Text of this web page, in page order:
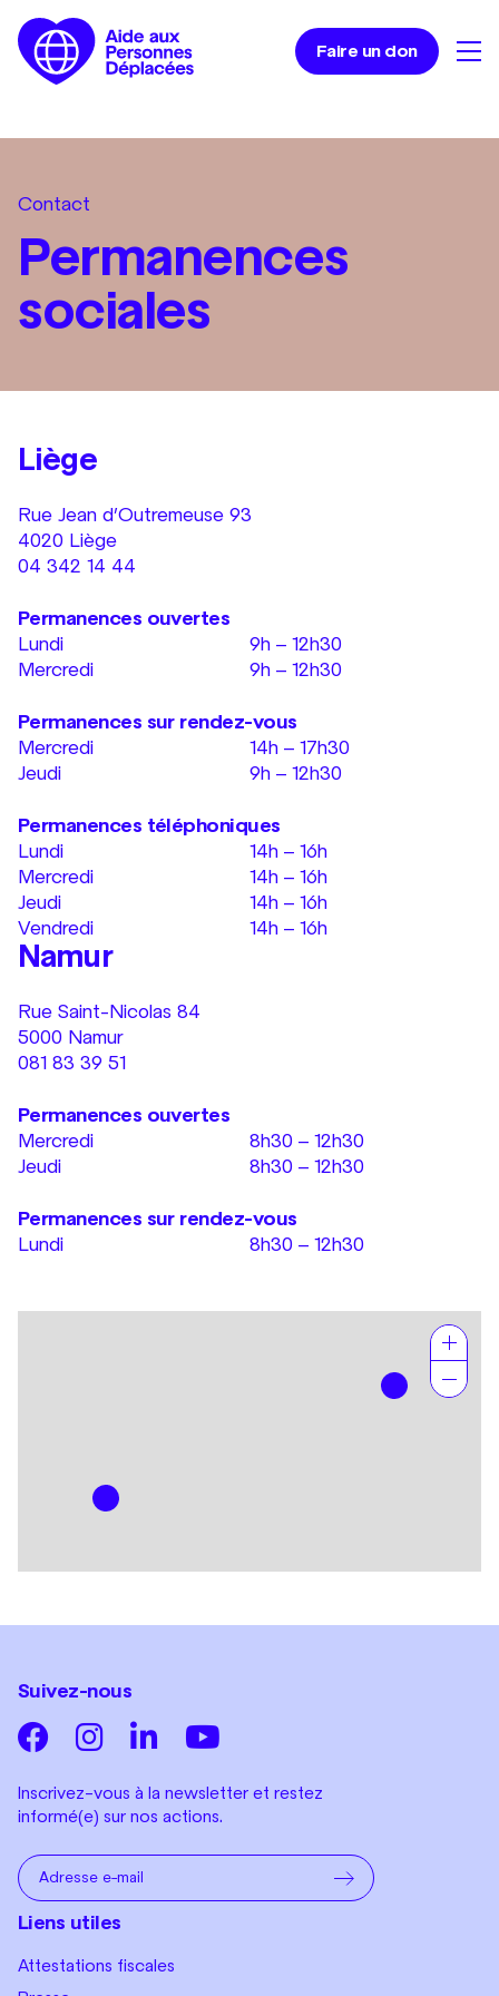
Faire un don
Contact
Permanences
sociales
Liège
Rue Jean d’Outremeuse 93
4020 Liège
04 342 14 44
Permanences ouvertes
Lundi
9h – 12h30
Mercredi
9h – 12h30
Permanences sur rendez-vous
Mercredi
14h – 17h30
Jeudi
9h – 12h30
Permanences téléphoniques
Lundi
14h – 16h
Mercredi
14h – 16h
Jeudi
14h – 16h
Vendredi
14h – 16h
Namur
Rue Saint-Nicolas 84
5000 Namur
081 83 39 51
Permanences ouvertes
Mercredi
8h30 – 12h30
Jeudi
8h30 – 12h30
Permanences sur rendez-vous
Lundi
8h30 – 12h30
Suivez-nous
Inscrivez-vous à la newsletter et restez
informé(e) sur nos actions.
Liens utiles
Attestations fiscales